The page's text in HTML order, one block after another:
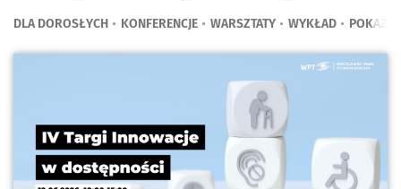
DLA DOROSŁYCH KONFERENCJE WARSZTATY WYKŁAD POKAZ,